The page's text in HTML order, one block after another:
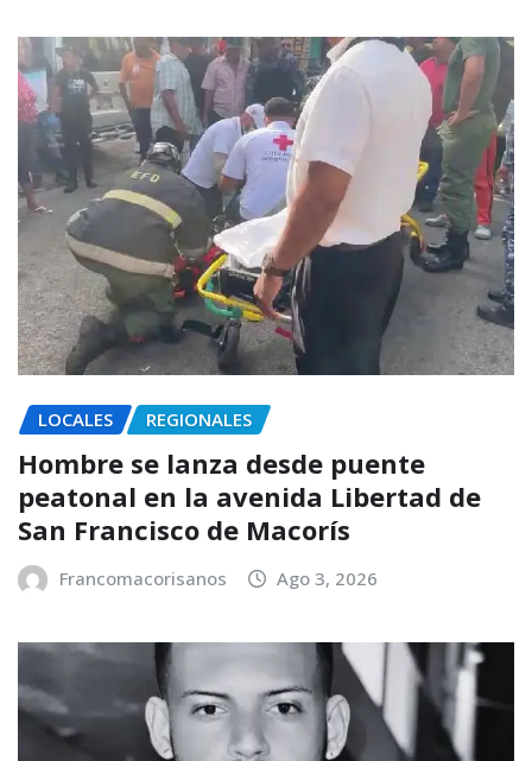
LOCALES REGIONALES
Hombre se lanza desde puente
peatonal en la avenida Libertad de
San Francisco de Macorís
Francomacorisanos Ago 3, 2026